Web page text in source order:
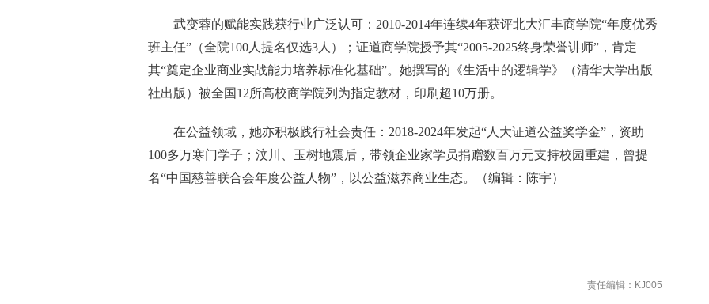
武变蓉的赋能实践获行业广泛认可：2010-2014年连续4年获评北大汇丰商学院“年度优秀
班主任”（全院100人提名仅选3人）；证道商学院授予其“2005-2025终身荣誉讲师”，肯定
其“奠定企业商业实战能力培养标准化基础”。她撰写的《生活中的逻辑学》（清华大学出版
社出版）被全国12所高校商学院列为指定教材，印刷超10万册。
在公益领域，她亦积极践行社会责任：2018-2024年发起“人大证道公益奖学金”，资助
100多万寒门学子；汶川、玉树地震后，带领企业家学员捐赠数百万元支持校园重建，曾提
名“中国慈善联合会年度公益人物”，以公益滋养商业生态。（编辑：陈宇）
责任编辑：KJ005